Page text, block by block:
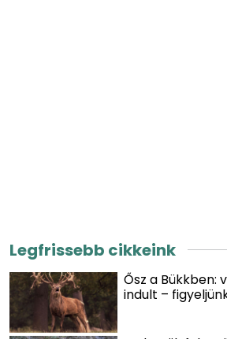
Legfrissebb cikkeink
Ősz a Bükkben:
indult –